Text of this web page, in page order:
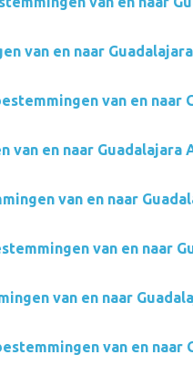
van en naar
van en naar
van en naar Guadalajara
van en naar
van en naar
van en naar
van en naar